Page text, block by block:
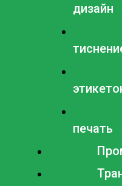
дизайн
печать